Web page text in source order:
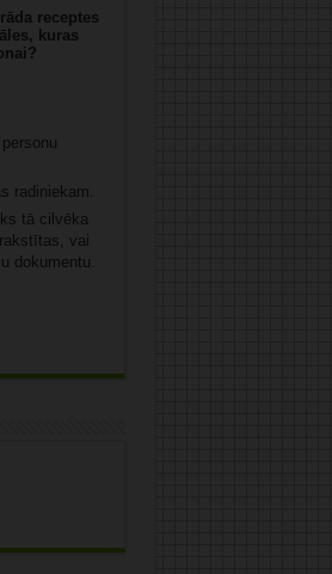
receptes
kuras
radiniekam.
tā cilvēka
vai
dokumentu.